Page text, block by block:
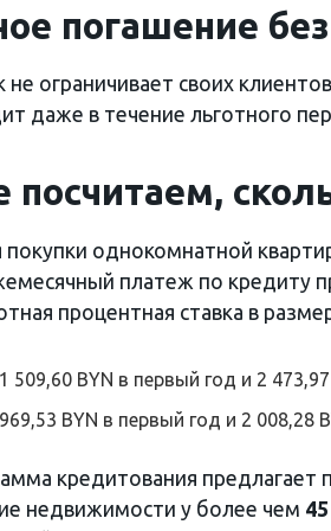
погашение
не ограничивает своих
даже в течение льготного
посчитаем,
однокомнатной
платеж по кредиту
процентная ставка в
509,60 BYN в первый год и 2
BYN в первый год и 2 008,28
кредитования предлагает
недвижимости у более чем